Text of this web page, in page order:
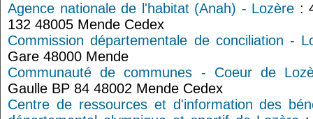
Agence nationale de l'habitat (Anah) - Lozère :
132 48005 Mende Cedex
Commission départementale de conciliation -
Gare 48000 Mende
Communauté de communes - Coeur de
Gaulle BP 84 48002 Mende Cedex
Centre de ressources et d'information des